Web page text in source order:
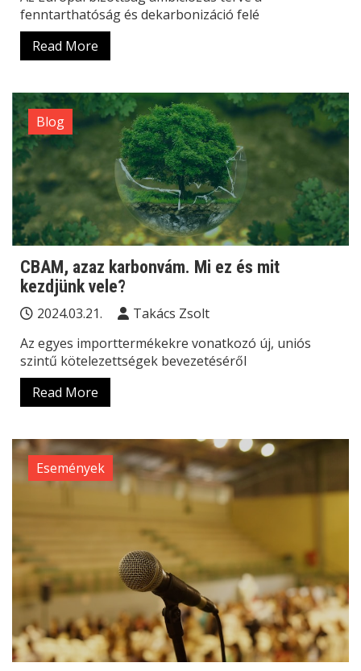
fenntarthatóság és dekarbonizáció felé
Read More
Blog
CBAM, azaz karbonvám. Mi ez és mit
kezdjünk vele?
2024.03.21.
Takács Zsolt
Az egyes importtermékekre vonatkozó új, uniós
szintű kötelezettségek bevezetéséről
Read More
Események